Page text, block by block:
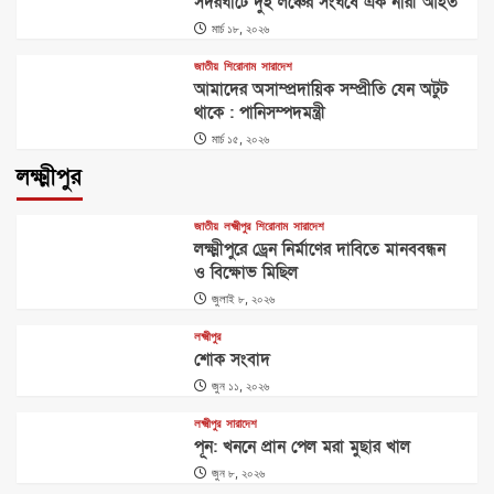
কাঞ্চনের সঙ্গে বিচ্ছেদের পর আর বিয়ে করেননি প্রথম স্ত্রী
মার্চ ১৮, ২০২৬
জাতীয় শিরোনাম সারাদেশ
আমাদের অসাম্প্রদায়িক সম্প্রীতি যেন অটুট
থাকে : পানিসম্পদমন্ত্রী
মার্চ ১৫, ২০২৬
লক্ষ্মীপুর
জাতীয় লক্ষ্মীপুর শিরোনাম সারাদেশ
লক্ষ্মীপুরে ড্রেন নির্মাণের দাবিতে মানববন্ধন
ও বিক্ষোভ মিছিল
জুলাই ৮, ২০২৬
লক্ষ্মীপুর
শোক সংবাদ
জুন ১১, ২০২৬
লক্ষ্মীপুর সারাদেশ
পূন: খননে প্রান পেল মরা মুছার খাল
জুন ৮, ২০২৬